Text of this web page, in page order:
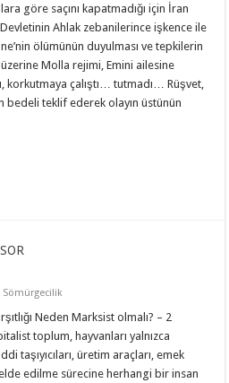
göre saçını kapatmadığı için İran
Ahlak zebanilerince işkence ile
ölümünün duyulması ve tepkilerin
Molla rejimi, Emini ailesine
korkutmaya çalıştı… tutmadı… Rüşvet,
bedeli teklif ederek olayın üstünün
Sömürgecilik
Neden Marksist olmalı? – 2
toplum, hayvanları yalnızca
taşıyıcıları, üretim araçları, emek
edilme sürecine herhangi bir insan